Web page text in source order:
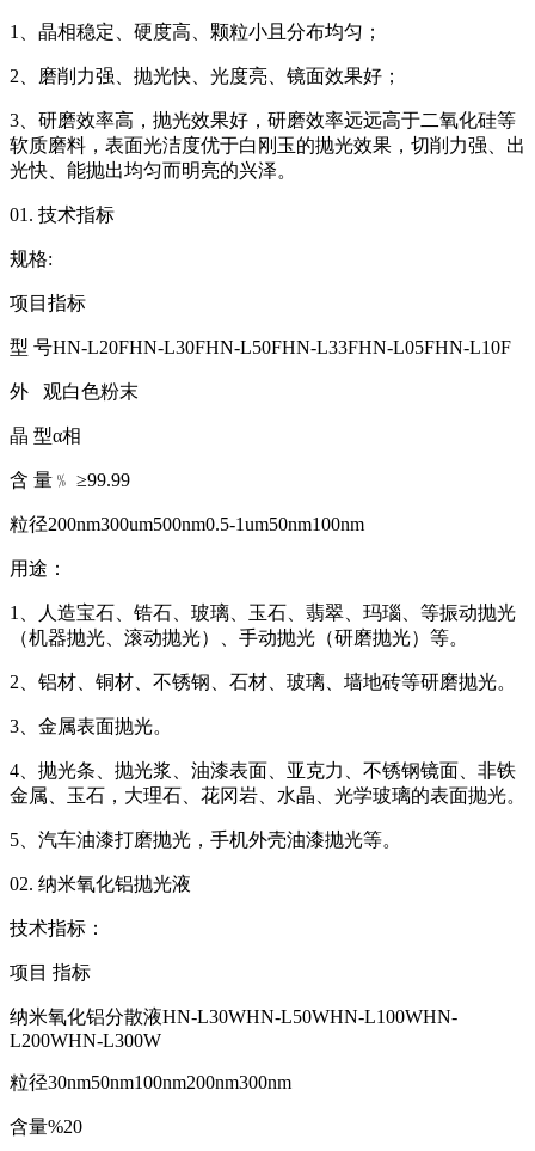
1、晶相稳定、硬度高、颗粒小且分布均匀；
2、磨削力强、抛光快、光度亮、镜面效果好；
3、研磨效率高，抛光效果好，研磨效率远远高于二氧化硅等
软质磨料，表面光洁度优于白刚玉的抛光效果，切削力强、出
光快、能抛出均匀而明亮的兴泽。
01. 技术指标
规格:
项目指标
型 号HN-L20FHN-L30FHN-L50FHN-L33FHN-L05FHN-L10F
外 观白色粉末
晶 型α相
含 量﹪ ≥99.99
粒径200nm300um500nm0.5-1um50nm100nm
用途：
1、人造宝石、锆石、玻璃、玉石、翡翠、玛瑙、等振动抛光
（机器抛光、滚动抛光）、手动抛光（研磨抛光）等。
2、铝材、铜材、不锈钢、石材、玻璃、墙地砖等研磨抛光。
3、金属表面抛光。
4、抛光条、抛光浆、油漆表面、亚克力、不锈钢镜面、非铁
金属、玉石，大理石、花冈岩、水晶、光学玻璃的表面抛光。
5、汽车油漆打磨抛光，手机外壳油漆抛光等。
02. 纳米氧化铝抛光液
技术指标：
项目 指标
纳米氧化铝分散液HN-L30WHN-L50WHN-L100WHN-
L200WHN-L300W
粒径30nm50nm100nm200nm300nm
含量%20